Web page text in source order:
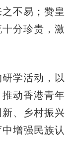
不易；赞皇
分珍贵，激
学活动，以
动香港青年
、乡村振兴
增强民族认